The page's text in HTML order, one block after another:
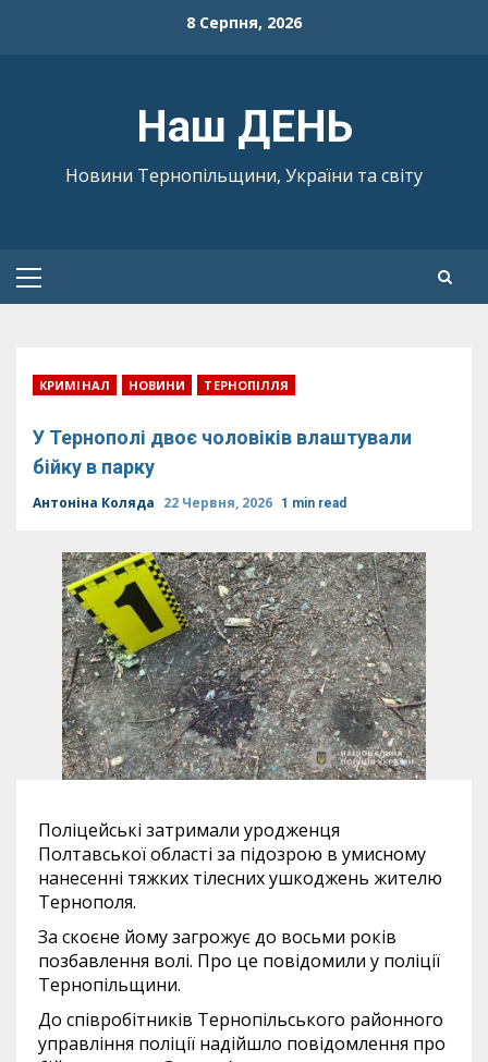
8 Серпня, 2026
Наш ДЕНЬ
Новини Тернопільщини, України та світу
Primary
КРИМІНАЛ НОВИНИ ТЕРНОПІЛЛЯ
У Тернополі двоє чоловіків влаштували
бійку в парку
Антоніна Коляда 22 Червня, 2026 1 min read
Поліцейські затримали уродженця
Полтавської області за підозрою в умисному
нанесенні тяжких тілесних ушкоджень жителю
Тернополя.
За скоєне йому загрожує до восьми років
позбавлення волі. Про це повідомили у поліції
Тернопільщини.
До співробітників Тернопільського районного
управління поліції надійшло повідомлення про